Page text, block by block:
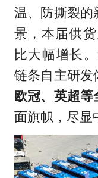
温、防撕裂的
景，本届供
比大幅增长
链条自主研发
欧冠、英超
面旗帜，尽显